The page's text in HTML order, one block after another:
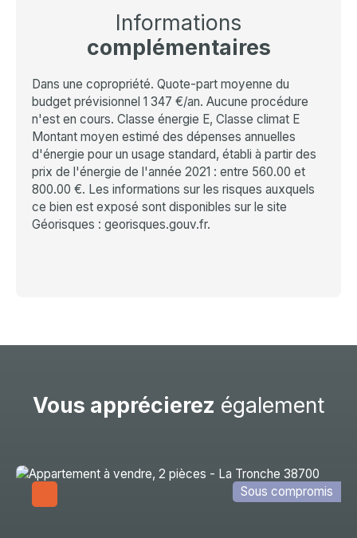
Informations
complémentaires
Dans une copropriété. Quote-part moyenne du
budget prévisionnel 1 347 €/an. Aucune procédure
n'est en cours. Classe énergie E, Classe climat E
Montant moyen estimé des dépenses annuelles
d'énergie pour un usage standard, établi à partir des
prix de l'énergie de l'année 2021 : entre 560.00 et
800.00 €. Les informations sur les risques auxquels
ce bien est exposé sont disponibles sur le site
Géorisques : georisques.gouv.fr.
Vous apprécierez également
Sous compromis